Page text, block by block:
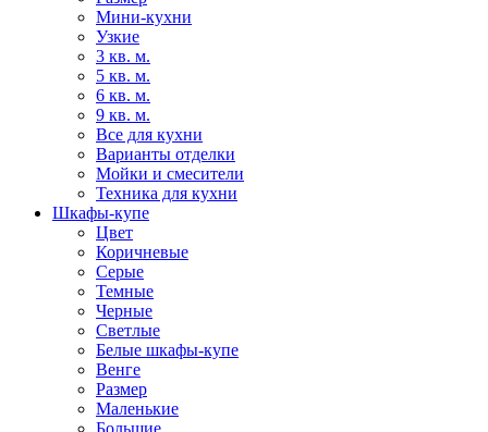
Мини-кухни
Узкие
3 кв. м.
5 кв. м.
6 кв. м.
9 кв. м.
Все для кухни
Варианты отделки
Мойки и смесители
Техника для кухни
Шкафы-купе
Цвет
Коричневые
Серые
Темные
Черные
Светлые
Белые шкафы-купе
Венге
Размер
Маленькие
Большие